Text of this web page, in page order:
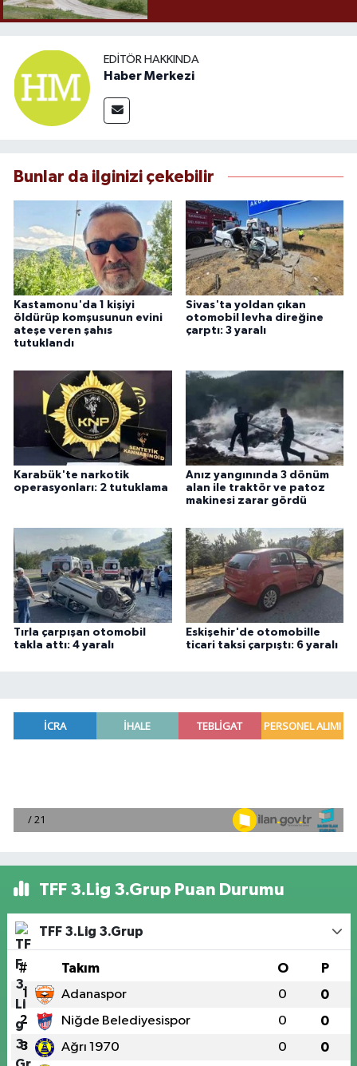
EDITÖR HAKKINDA
Haber Merkezi
Bunlar da ilginizi çekebilir
Kastamonu'da 1 kişiyi
öldürüp komşusunun evini
ateşe veren şahıs
tutuklandı
Sivas'ta yoldan çıkan
otomobil levha direğine
çarptı: 3 yaralı
Karabük'te narkotik
operasyonları: 2 tutuklama
Anız yangınında 3 dönüm
alan ile traktör ve patoz
makinesi zarar gördü
Tırla çarpışan otomobil
takla attı: 4 yaralı
Eskişehir'de otomobille
ticari taksi çarpıştı: 6 yaralı
TFF 3.Lig 3.Grup Puan Durumu
TFF 3.Lig 3.Grup
# Takım O P
1 Adanaspor 0 0
2 Niğde Belediyesispor 0 0
3 Ağrı 1970 0 0